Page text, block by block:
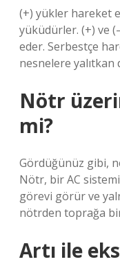
(+) yükler hareket
yüküdürler. (+) ve
eder. Serbestçe
nesnelere yalıtkan
Nötr
mi?
Gördüğünüz gibi,
Nötr, bir AC
görevi görür ve
nötrden toprağa
Artı ile